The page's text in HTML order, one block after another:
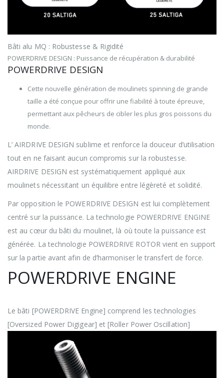
Bâti alu MQ : Robustesse & Rigidité
POWERDRIVE DESIGN : Puissance de récupération & durabilité
POWERDRIVE DESIGN
Cette nouvelle génération de moulinets spinning de grande
taille a été conçue pour offrir une fiabilité à toute épreuve,
permettant aux pêcheurs de cibler les plus gros poissons du
monde.
L’ AIRDRIVE DESIGN sublime et renforce la douceur d’utilisation
tout en ne faisant aucun compromis sur la robustesse.
AIRDRIVE DESIGN est systématiquement appliqué aux
moulinets nécessitant un équilibre entre légèreté et solidité.
Par opposition le POWERDRIVE DESIGN est lui complètement
centré sur la puissance. La technologie POWERDRIVE ENGINE
est au cœur du bâti du moulinet, là où toute la puissance est
générée. La technologie POWERDRIVE ROTOR vient en support
sur la partie avant afin de d’harmoniser le transfert de force.
POWERDRIVE ENGINE
Le bâti [POWERDRIVE Engine] comprend les technologies
[Oversized Power Digigear] et [Roller Power Oscillation]